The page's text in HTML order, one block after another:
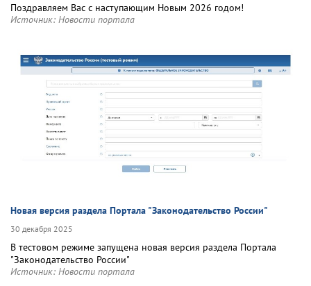
Поздравляем Вас с наступающим Новым 2026 годом!
Источник: Новости портала
Новая версия раздела Портала "Законодательство России"
30 декабря 2025
В тестовом режиме запущена новая версия раздела Портала
"Законодательство России"
Источник: Новости портала